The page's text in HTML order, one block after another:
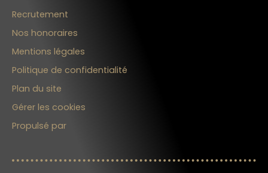
Recrutement
Nos honoraires
Mentions légales
Politique de confidentialité
Plan du site
Gérer les cookies
Propulsé par